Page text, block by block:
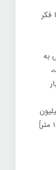
فکر
به
میلیون میلیون میلیون مایل [هر مایل ۱۶۰۹ متر]